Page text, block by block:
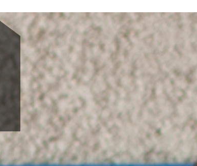
NEWS WHERE ARE WE SPONSORSHIP